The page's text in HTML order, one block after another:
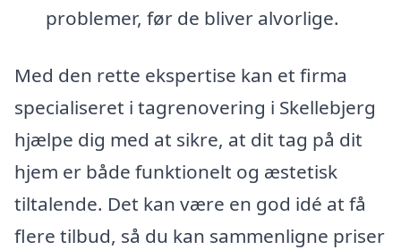
problemer, før de bliver alvorlige.
Med den rette ekspertise kan et firma
specialiseret i tagrenovering i Skellebjerg
hjælpe dig med at sikre, at dit tag på dit
hjem er både funktionelt og æstetisk
tiltalende. Det kan være en god idé at få
flere tilbud, så du kan sammenligne priser